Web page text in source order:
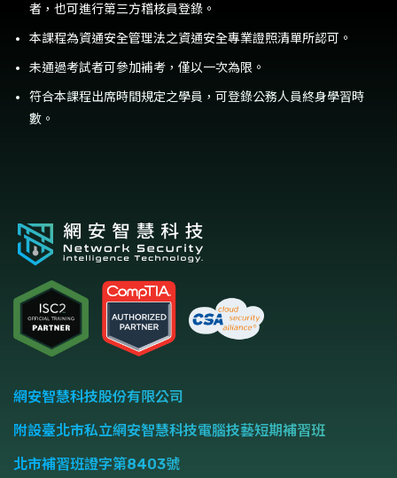
者，也可進行第三方稽核員登錄。
本課程為資通安全管理法之資通安全專業證照清單所認可。
未通過考試者可參加補考，僅以一次為限。
符合本課程出席時間規定之學員，可登錄公務人員終身學習時
數。
網安智慧科技股份有限公司
附設臺北市私立網安智慧科技電腦技藝短期補習班
北市補習班證字第8403號